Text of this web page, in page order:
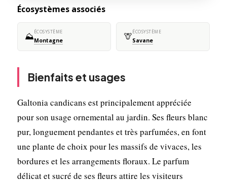
Écosystèmes associés
⛰️ÉCOSYSTÈME
Montagne 🦒ÉCOSYSTÈME
Savane
Bienfaits et usages
Galtonia candicans est principalement appréciée
pour son usage ornemental au jardin. Ses fleurs blanc
pur, longuement pendantes et très parfumées, en font
une plante de choix pour les massifs de vivaces, les
bordures et les arrangements floraux. Le parfum
délicat et sucré de ses fleurs attire les visiteurs